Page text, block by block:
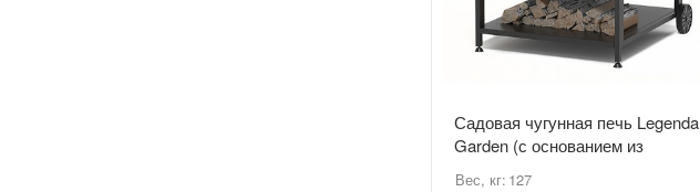
Садовая чугунная печь Legenda
Garden (с основанием из
немецкого шамота) на подставке
Вес, кг: 127